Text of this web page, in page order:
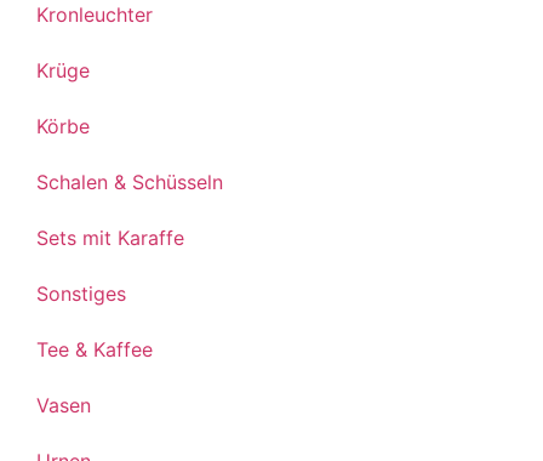
Kronleuchter
Krüge
Körbe
Schalen & Schüsseln
Sets mit Karaffe
Sonstiges
Tee & Kaffee
Vasen